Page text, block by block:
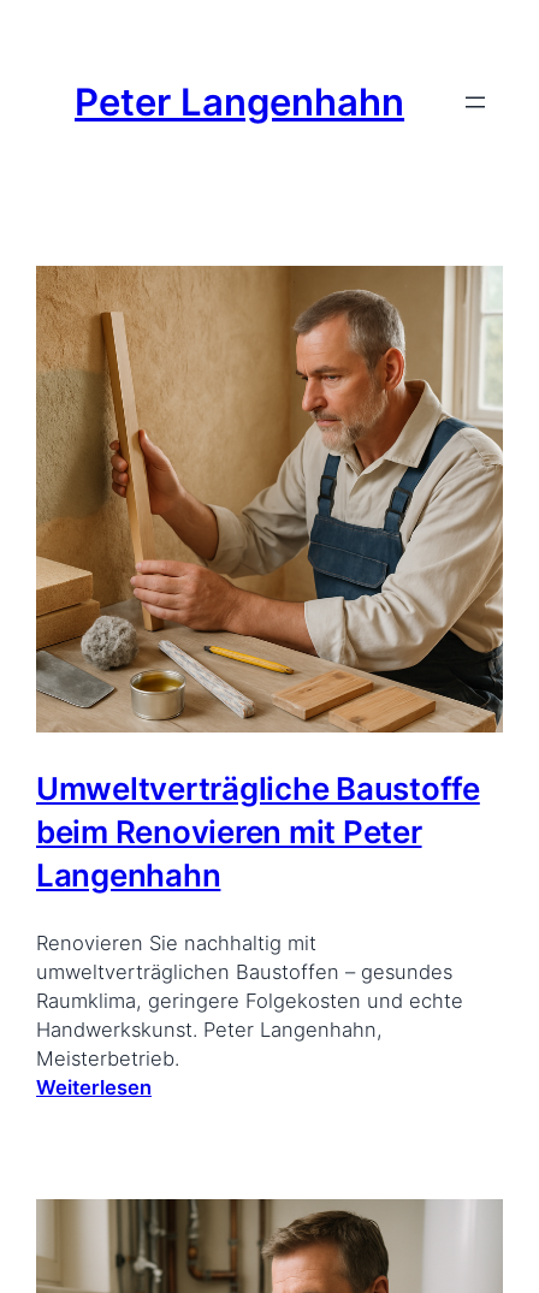
Peter Langenhahn
Umweltverträgliche Baustoffe
beim Renovieren mit Peter
Langenhahn
Renovieren Sie nachhaltig mit
umweltverträglichen Baustoffen – gesundes
Raumklima, geringere Folgekosten und echte
Handwerkskunst. Peter Langenhahn,
Meisterbetrieb.
Weiterlesen